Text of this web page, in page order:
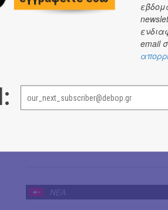
Το κύμα αφηγήσεων από όλον
ΝΕΑ
email